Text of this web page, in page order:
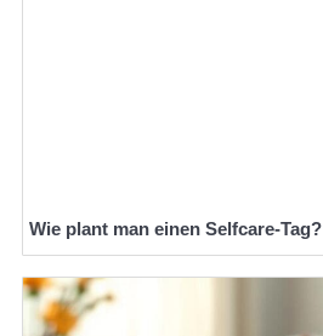
Wie plant man einen Selfcare-Tag?